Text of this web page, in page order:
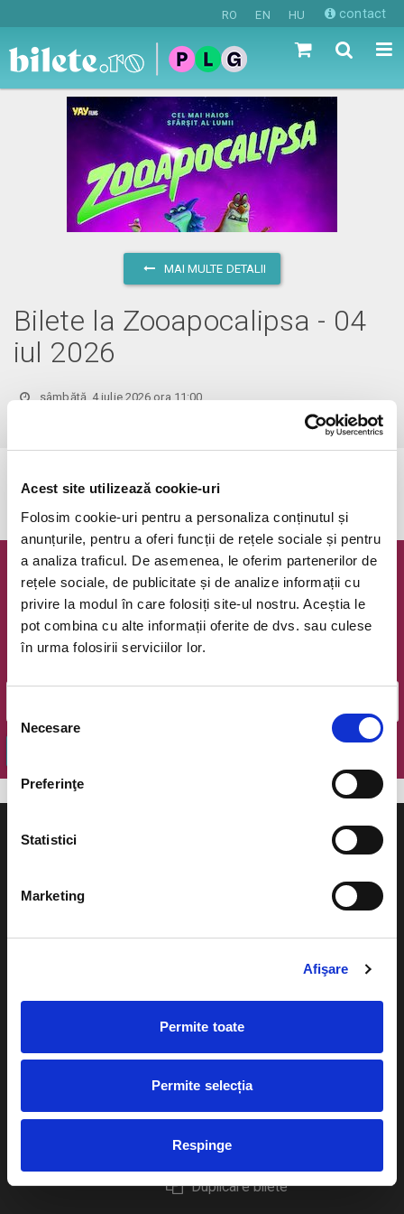
Acest site utilizează cookie-uri
Folosim cookie-uri pentru a personaliza conținutul și
anunțurile, pentru a oferi funcții de rețele sociale și pentru
a analiza traficul. De asemenea, le oferim partenerilor de
rețele sociale, de publicitate și de analize informații cu
privire la modul în care folosiți site-ul nostru. Aceștia le
pot combina cu alte informații oferite de dvs. sau culese
în urma folosirii serviciilor lor.
consimțământului
Necesare
Preferinţe
Statistici
Marketing
Afişare
Permite toate
Permite selecția
Respinge
RO EN HU contact
MAI MULTE DETALII
Bilete la Zooapocalipsa - 04
iul 2026
sâmbătă, 4 iulie 2026 ora 11:00
vezi pe harta
Evenimentul a expirat.
Newsletter @ Bilete.ro
Oferte exclusive si o editie saptamanala cu cele mai noi
evenimente.
Cum comand bilete?
Plata online sau cash
eBilet printat acasa
Livrare prin curier
Returnare bilete
Duplicare bilete
Evenimente
festivaluri
Pentru copii